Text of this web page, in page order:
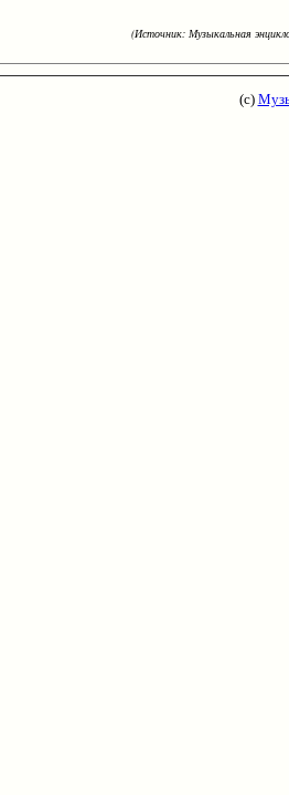
(Источник: Музыкальная
(с)